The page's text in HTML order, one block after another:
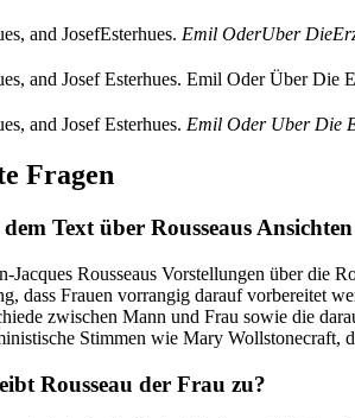
and JosefEsterhues. Emil OderUber
and Josef Esterhues. Emil Oder Über
and Josef Esterhues. Emil Oder Uber Die
Fragen
Text über Rousseaus
Jacques Rousseaus Vorstellungen über
dass Frauen vorrangig darauf vorbereitet
zwischen Mann und Frau sowie die
Stimmen wie Mary Wollstonecraft,
Rousseau der Frau zu?